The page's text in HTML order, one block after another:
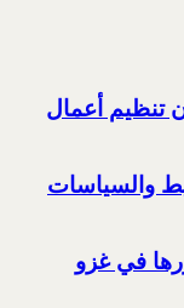
تنظيم أعمال
والسياسات
في غزو